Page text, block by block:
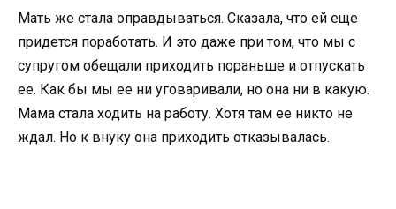
Мать же стала оправдываться. Сказала, что ей еще
придется поработать. И это даже при том, что мы с
супругом обещали приходить пораньше и отпускать
ее. Как бы мы ее ни уговаривали, но она ни в какую.
Мама стала ходить на работу. Хотя там ее никто не
ждал. Но к внуку она приходить отказывалась.